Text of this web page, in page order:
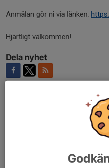
Anmälan gör ni via länken:
Hjärtligt välkommen!
Dela nyhet
Tidigare nyheter